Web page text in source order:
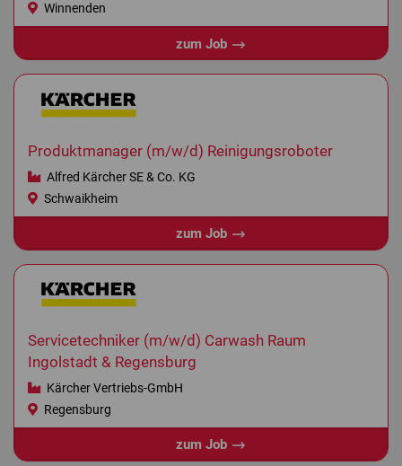
Winnenden
zum Job
Produktmanager (m/w/d) Reinigungsroboter
Alfred Kärcher SE & Co. KG
Schwaikheim
zum Job
Servicetechniker (m/w/d) Carwash Raum
Ingolstadt & Regensburg
Kärcher Vertriebs-GmbH
Regensburg
zum Job